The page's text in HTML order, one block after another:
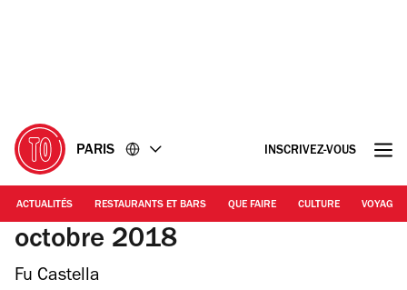
PARIS INSCRIVEZ-VOUS
ACTUALITÉS RESTAURANTS ET BARS QUE FAIRE CULTURE VOYAGE
octobre 2018
Fu Castella